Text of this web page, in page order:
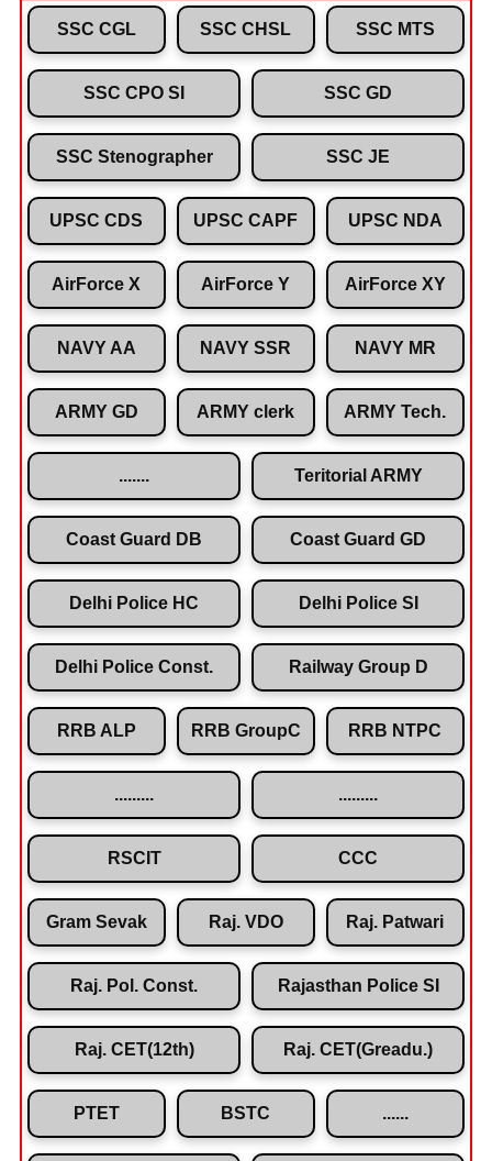
SSC CGL SSC CHSL SSC MTS
SSC CPO SI SSC GD
SSC Stenographer SSC JE
UPSC CDS UPSC CAPF UPSC NDA
AirForce X AirForce Y AirForce XY
NAVY AA NAVY SSR NAVY MR
ARMY GD ARMY clerk ARMY Tech.
Teritorial ARMY
Coast Guard DB Coast Guard GD
Delhi Police HC Delhi Police SI
Delhi Police Const. Railway Group D
RRB ALP RRB GroupC RRB NTPC
RSCIT CCC
Gram Sevak Raj. VDO Raj. Patwari
Raj. Pol. Const. Rajasthan Police SI
Raj. CET(12th) Raj. CET(Greadu.)
PTET BSTC